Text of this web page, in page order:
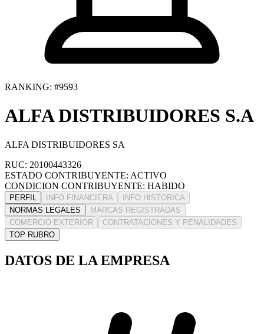
RANKING: #9593
ALFA DISTRIBUIDORES S.A
ALFA DISTRIBUIDORES SA
RUC: 20100443326
ESTADO CONTRIBUYENTE: ACTIVO
CONDICION CONTRIBUYENTE: HABIDO
PERFIL INFO FINANCIERA
INFO HISTORICA
NORMAS LEGALES
MARCAS REGISTRADAS
COMERCIO EXTERIOR
CONTRATACIONES Y PENALIDADES
TOP RUBRO
DATOS DE LA EMPRESA